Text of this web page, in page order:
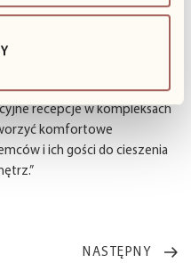
także odmienny układ
lat pracujemy z firmą Vastint
recepcje w kompleksach
komfortowe
i ich gości do cieszenia
NASTĘPNY